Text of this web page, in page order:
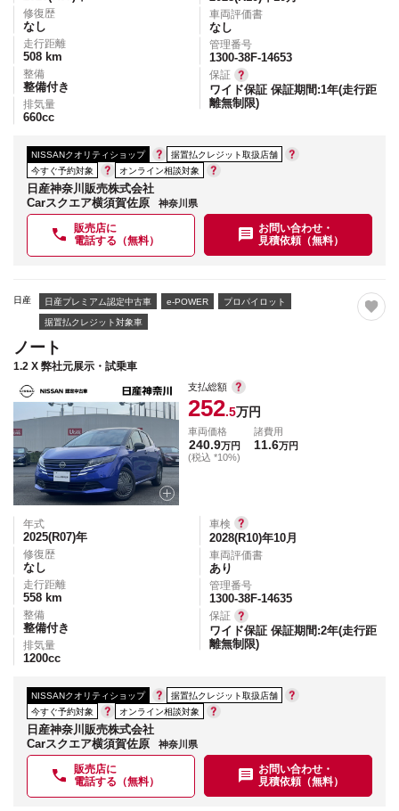
修復歴
なし
走行距離
508 km
整備
整備付き
排気量
660cc
車両評価書
なし
管理番号
1300-38F-14653
保証
ワイド保証 保証期間:1年(走行距
離無制限)
NISSANクオリティショップ
据置払クレジット取扱店舗
今すぐ予約対象
オンライン相談対象
日産神奈川販売株式会社
Carスクエア横須賀佐原
神奈川県
販売店に
電話する（無料）
お問い合わせ・
見積依頼（無料）
日産 日産プレミアム認定中古車 e-POWER プロパイロット
据置払クレジット対象車
ノート
1.2 X 弊社元展示・試乗車
支払総額
252.5万円
車両価格
240.9万円
(税込 *10%)
諸費用
11.6万円
年式
2025(R07)年
修復歴
なし
走行距離
558 km
整備
整備付き
排気量
1200cc
車検
2028(R10)年10月
車両評価書
あり
管理番号
1300-38F-14635
保証
ワイド保証 保証期間:2年(走行距
離無制限)
NISSANクオリティショップ
据置払クレジット取扱店舗
今すぐ予約対象
オンライン相談対象
日産神奈川販売株式会社
Carスクエア横須賀佐原
神奈川県
販売店に
電話する（無料）
お問い合わせ・
見積依頼（無料）